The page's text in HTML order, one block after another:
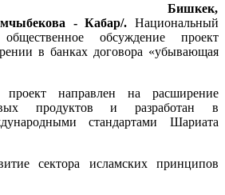
Бишкек,
- Кабар/. Национальный
обсуждение проект
в банках договора «убывающая
проект направлен на расширение
продуктов и разработан в
стандартами Шариата
сектора исламских принципов